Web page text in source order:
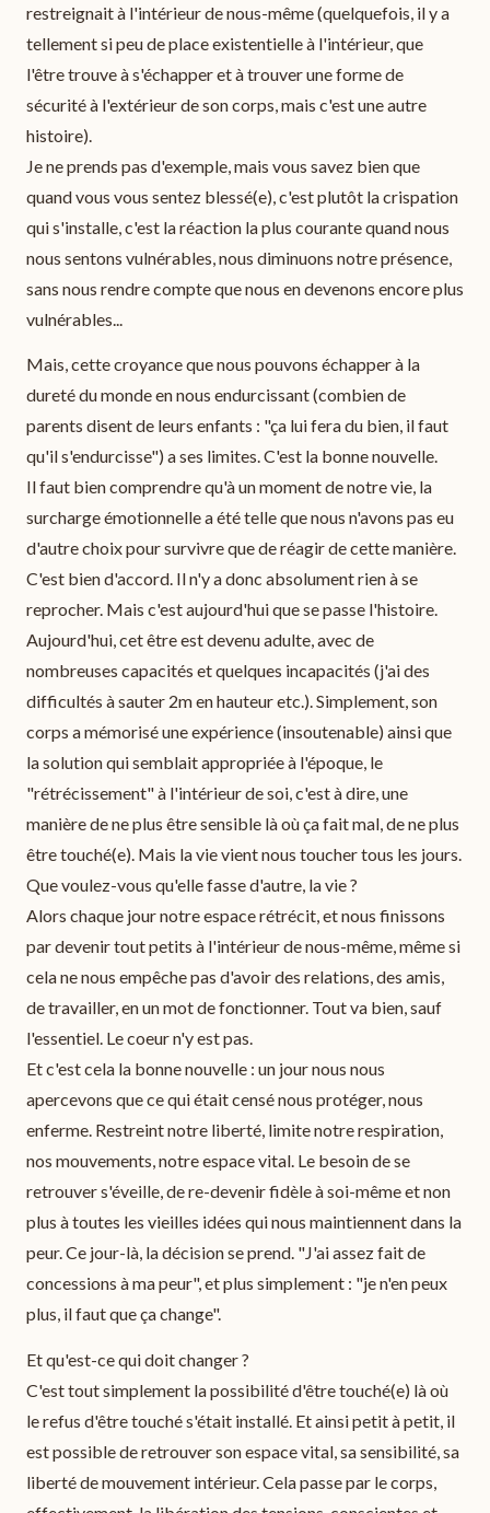
restreignait à l'intérieur de nous-même (quelquefois, il y a
tellement si peu de place existentielle à l'intérieur, que
l'être trouve à s'échapper et à trouver une forme de
sécurité à l'extérieur de son corps, mais c'est une autre
histoire).
Je ne prends pas d'exemple, mais vous savez bien que
quand vous vous sentez blessé(e), c'est plutôt la crispation
qui s'installe, c'est la réaction la plus courante quand nous
nous sentons vulnérables, nous diminuons notre présence,
sans nous rendre compte que nous en devenons encore plus
vulnérables...
Mais, cette croyance que nous pouvons échapper à la
dureté du monde en nous endurcissant (combien de
parents disent de leurs enfants : "ça lui fera du bien, il faut
qu'il s'endurcisse") a ses limites. C'est la bonne nouvelle.
Il faut bien comprendre qu'à un moment de notre vie, la
surcharge émotionnelle a été telle que nous n'avons pas eu
d'autre choix pour survivre que de réagir de cette manière.
C'est bien d'accord. Il n'y a donc absolument rien à se
reprocher. Mais c'est aujourd'hui que se passe l'histoire.
Aujourd'hui, cet être est devenu adulte, avec de
nombreuses capacités et quelques incapacités (j'ai des
difficultés à sauter 2m en hauteur etc.). Simplement, son
corps a mémorisé une expérience (insoutenable) ainsi que
la solution qui semblait appropriée à l'époque, le
"rétrécissement" à l'intérieur de soi, c'est à dire, une
manière de ne plus être sensible là où ça fait mal, de ne plus
être touché(e). Mais la vie vient nous toucher tous les jours.
Que voulez-vous qu'elle fasse d'autre, la vie ?
Alors chaque jour notre espace rétrécit, et nous finissons
par devenir tout petits à l'intérieur de nous-même, même si
cela ne nous empêche pas d'avoir des relations, des amis,
de travailler, en un mot de fonctionner. Tout va bien, sauf
l'essentiel. Le coeur n'y est pas.
Et c'est cela la bonne nouvelle : un jour nous nous
apercevons que ce qui était censé nous protéger, nous
enferme. Restreint notre liberté, limite notre respiration,
nos mouvements, notre espace vital. Le besoin de se
retrouver s'éveille, de re-devenir fidèle à soi-même et non
plus à toutes les vieilles idées qui nous maintiennent dans la
peur. Ce jour-là, la décision se prend. "J'ai assez fait de
concessions à ma peur", et plus simplement : "je n'en peux
plus, il faut que ça change".
Et qu'est-ce qui doit changer ?
C'est tout simplement la possibilité d'être touché(e) là où
le refus d'être touché s'était installé. Et ainsi petit à petit, il
est possible de retrouver son espace vital, sa sensibilité, sa
liberté de mouvement intérieur. Cela passe par le corps,